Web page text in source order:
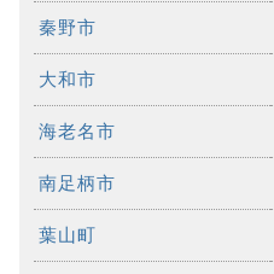
秦野市
大和市
海老名市
南足柄市
葉山町